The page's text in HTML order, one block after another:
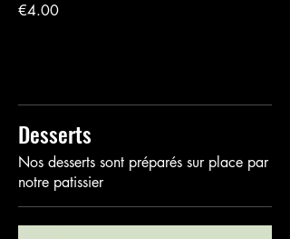
€4.00
Desserts
Nos desserts sont préparés sur place par
notre patissier